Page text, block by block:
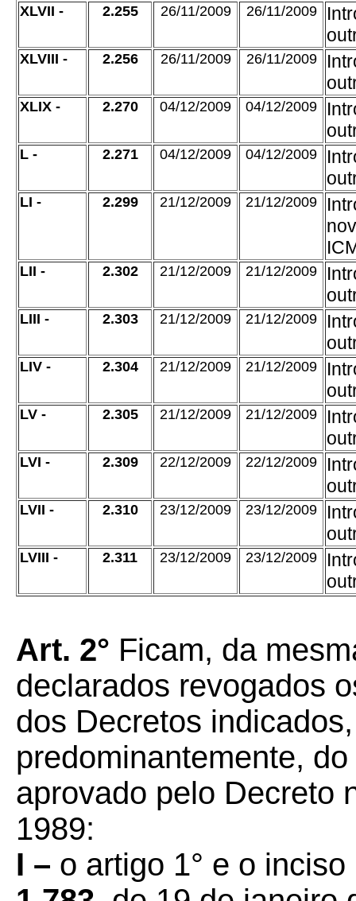
XLVII - 2.255 26/11/2009 26/11/2009
XLVIII - 2.256 26/11/2009 26/11/2009
XLIX - 2.270 04/12/2009 04/12/2009
L - 2.271 04/12/2009 04/12/2009
LI - 2.299 21/12/2009 21/12/2009
LII - 2.302 21/12/2009 21/12/2009
LIII - 2.303 21/12/2009 21/12/2009
LIV - 2.304 21/12/2009 21/12/2009
LV - 2.305 21/12/2009 21/12/2009
LVI - 2.309 22/12/2009 22/12/2009
LVII - 2.310 23/12/2009 23/12/2009
LVIII - 2.311 23/12/2009 23/12/2009
Art. 2° Ficam, da
declarados revogados
dos Decretos
predominantemente,
aprovado pelo Decreto
1989:
I – o artigo 1° e o